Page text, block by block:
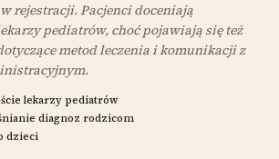
rejestracji. Pacjenci doceniają
pediatrów, choć pojawiają się też
metod leczenia i komunikacji z
lekarzy pediatrów
diagnoz rodzicom
dzieci